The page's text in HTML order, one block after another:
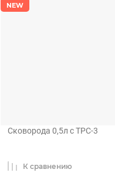
Сковорода 0,5л с ТРС-3
NEW
К сравнению